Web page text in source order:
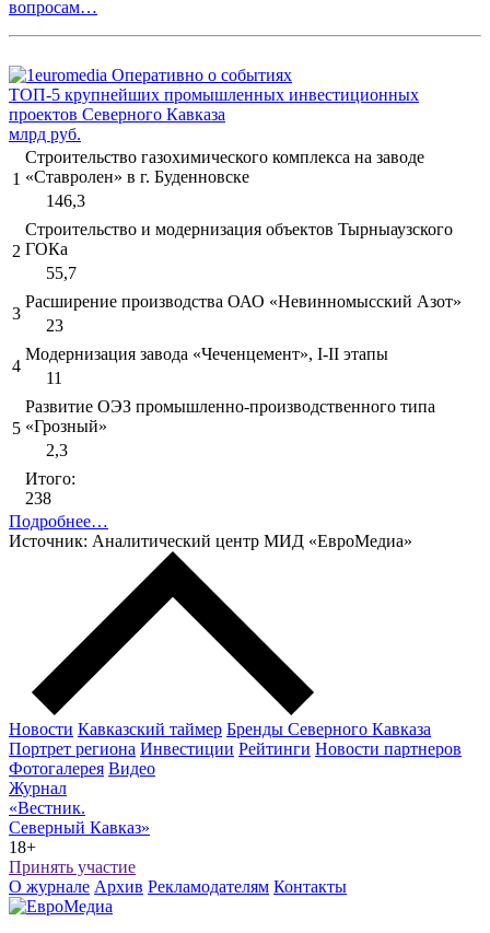
вопросам…
ТОП-5 крупнейших промышленных инвестиционных
проектов Северного Кавказа
млрд руб.
1
Строительство газохимического комплекса на заводе
«Ставролен» в г. Буденновске
146,3
2
Строительство и модернизация объектов Тырныаузского
ГОКа
55,7
3
Расширение производства ОАО «Невинномысский Азот»
23
4
Модернизация завода «Чеченцемент», I-II этапы
11
5
Развитие ОЭЗ промышленно-производственного типа
«Грозный»
2,3
Итого:
238
Подробнее…
Источник: Аналитический центр МИД «ЕвроМедиа»
Новости Кавказский таймер Бренды Северного Кавказа
Портрет региона Инвестиции Рейтинги Новости партнеров
Фотогалерея Видео
Журнал
«Вестник.
Северный Кавказ»
18+
Принять участие
О журнале Архив Рекламодателям Контакты